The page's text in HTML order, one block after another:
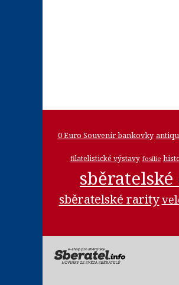
0 Euro Souvenir bankovky
filatelistické výstavy fosilie
sběratelské rarity